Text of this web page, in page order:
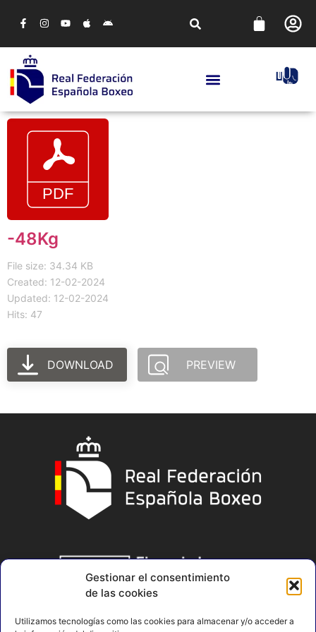
Gestionar el consentimiento
de las cookies
Utilizamos tecnologías como las cookies para almacenar y/o acceder a
-48Kg
File size: 34.34 KB
Created: 12-02-2024
Updated: 12-02-2024
Hits: 47
DOWNLOAD PREVIEW